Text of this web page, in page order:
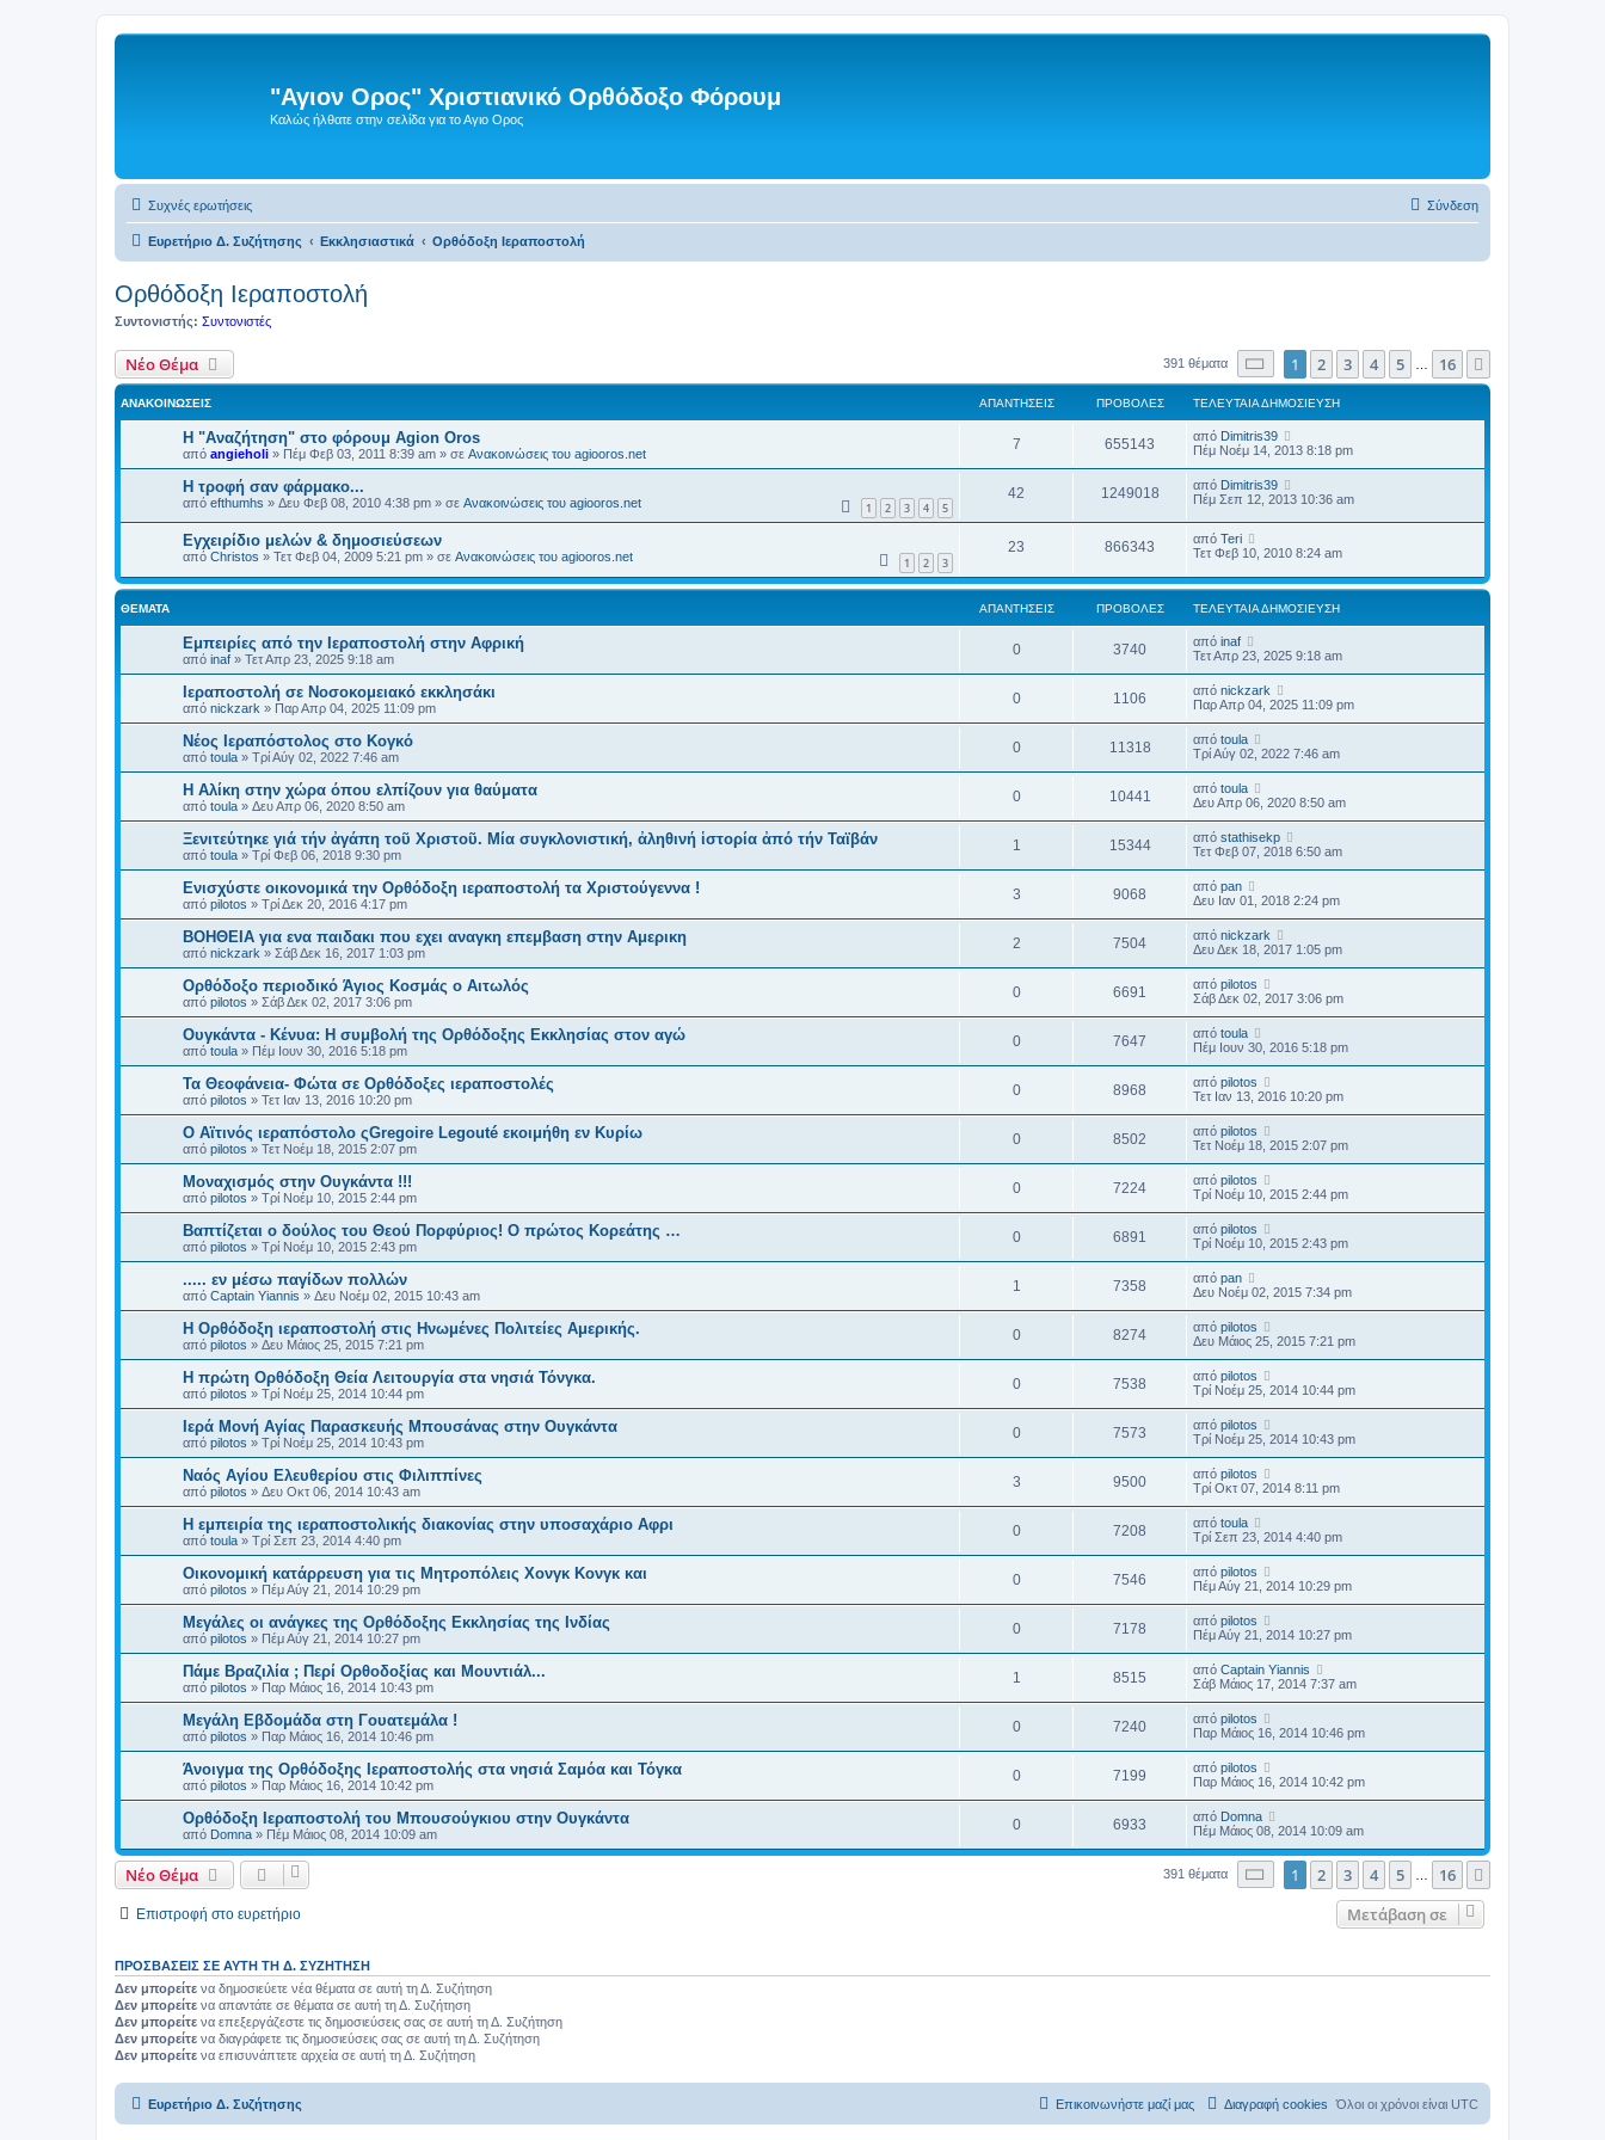
"Αγιον Ορος" Χριστιανικό Ορθόδοξο Φόρουμ
Καλώς ήλθατε στην σελίδα για το Αγιο Ορος
Συχνές ερωτήσεις Σύνδεση
Ευρετήριο Δ. Συζήτησης Εκκλησιαστικά Ορθόδοξη Ιεραποστολή
Ορθόδοξη Ιεραποστολή
Συντονιστής: Συντονιστές
Νέο Θέμα 391 θέματα Σελίδα1 από 16
1 2 3 4 5 16
ΑΝΑΚΟΙΝΏΣΕΙΣ ΑΠΑΝΤΉΣΕΙΣ ΠΡΟΒΟΛΈΣ ΤΕΛΕΥΤΑΊΑ ΔΗΜΟΣΊΕΥΣΗ
Η "Αναζήτηση" στο φόρουμ Agion Oros
από angieholi » Πέμ Φεβ 03, 2011 8:39 am » σε Ανακοινώσεις του agiooros.net
7 655143 από Dimitris39
Πέμ Νοέμ 14, 2013 8:18 pm
H τροφή σαν φάρμακο...
από efthumhs » Δευ Φεβ 08, 2010 4:38 pm » σε Ανακοινώσεις του agiooros.net 1 2 3 4 5
42 1249018 από Dimitris39
Πέμ Σεπ 12, 2013 10:36 am
Εγχειρίδιο μελών & δημοσιεύσεων
από Christos » Τετ Φεβ 04, 2009 5:21 pm » σε Ανακοινώσεις του agiooros.net 1 2 3
23 866343 από Teri
Τετ Φεβ 10, 2010 8:24 am
ΘΈΜΑΤΑ ΑΠΑΝΤΉΣΕΙΣ ΠΡΟΒΟΛΈΣ ΤΕΛΕΥΤΑΊΑ ΔΗΜΟΣΊΕΥΣΗ
Εμπειρίες από την Ιεραποστολή στην Αφρική
από inaf » Τετ Απρ 23, 2025 9:18 am
0 3740 από inaf
Τετ Απρ 23, 2025 9:18 am
Ιεραποστολή σε Νοσοκομειακό εκκλησάκι
από nickzark » Παρ Απρ 04, 2025 11:09 pm
0 1106 από nickzark
Παρ Απρ 04, 2025 11:09 pm
Νέος Ιεραπόστολος στο Κογκό
από toula » Τρί Αύγ 02, 2022 7:46 am
0 11318 από toula
Τρί Αύγ 02, 2022 7:46 am
Η Αλίκη στην χώρα όπου ελπίζουν για θαύματα
από toula » Δευ Απρ 06, 2020 8:50 am
0 10441 από toula
Δευ Απρ 06, 2020 8:50 am
Ξενιτεύτηκε γιά τήν ἀγάπη τοῦ Χριστοῦ. Μία συγκλονιστική, ἀληθινή ἱστορία ἀπό τήν Ταϊβάν
από toula » Τρί Φεβ 06, 2018 9:30 pm
1 15344 από stathisekp
Τετ Φεβ 07, 2018 6:50 am
Ενισχύστε οικονομικά την Ορθόδοξη ιεραποστολή τα Χριστούγεννα !
από pilotos » Τρί Δεκ 20, 2016 4:17 pm
3 9068 από pan
Δευ Ιαν 01, 2018 2:24 pm
ΒΟΗΘΕΙΑ για ενα παιδακι που εχει αναγκη επεμβαση στην Αμερικη
από nickzark » Σάβ Δεκ 16, 2017 1:03 pm
2 7504 από nickzark
Δευ Δεκ 18, 2017 1:05 pm
Ορθόδοξο περιοδικό Άγιος Κοσμάς ο Αιτωλός
από pilotos » Σάβ Δεκ 02, 2017 3:06 pm
0 6691 από pilotos
Σάβ Δεκ 02, 2017 3:06 pm
Ουγκάντα - Κένυα: Η συμβολή της Ορθόδοξης Εκκλησίας στον αγώ
από toula » Πέμ Ιουν 30, 2016 5:18 pm
0 7647 από toula
Πέμ Ιουν 30, 2016 5:18 pm
Τα Θεοφάνεια- Φώτα σε Ορθόδοξες ιεραποστολές
από pilotos » Τετ Ιαν 13, 2016 10:20 pm
0 8968 από pilotos
Τετ Ιαν 13, 2016 10:20 pm
Ο Αϊτινός ιεραπόστολο ςGregoire Legouté εκοιμήθη εν Κυρίω
από pilotos » Τετ Νοέμ 18, 2015 2:07 pm
0 8502 από pilotos
Τετ Νοέμ 18, 2015 2:07 pm
Μοναχισμός στην Ουγκάντα !!!
από pilotos » Τρί Νοέμ 10, 2015 2:44 pm
0 7224 από pilotos
Τρί Νοέμ 10, 2015 2:44 pm
Βαπτίζεται ο δούλος του Θεού Πορφύριος! O πρώτος Κορεάτης …
από pilotos » Τρί Νοέμ 10, 2015 2:43 pm
0 6891 από pilotos
Τρί Νοέμ 10, 2015 2:43 pm
..... εν μέσω παγίδων πολλών
από Captain Yiannis » Δευ Νοέμ 02, 2015 10:43 am
1 7358 από pan
Δευ Νοέμ 02, 2015 7:34 pm
Η Ορθόδοξη ιεραποστολή στις Ηνωμένες Πολιτείες Αμερικής.
από pilotos » Δευ Μάιος 25, 2015 7:21 pm
0 8274 από pilotos
Δευ Μάιος 25, 2015 7:21 pm
Η πρώτη Ορθόδοξη Θεία Λειτουργία στα νησιά Τόνγκα.
από pilotos » Τρί Νοέμ 25, 2014 10:44 pm
0 7538 από pilotos
Τρί Νοέμ 25, 2014 10:44 pm
Ιερά Μονή Αγίας Παρασκευής Μπουσάνας στην Ουγκάντα
από pilotos » Τρί Νοέμ 25, 2014 10:43 pm
0 7573 από pilotos
Τρί Νοέμ 25, 2014 10:43 pm
Ναός Αγίου Ελευθερίου στις Φιλιππίνες
από pilotos » Δευ Οκτ 06, 2014 10:43 am
3 9500 από pilotos
Τρί Οκτ 07, 2014 8:11 pm
Η εμπειρία της ιεραποστολικής διακονίας στην υποσαχάριο Αφρι
από toula » Τρί Σεπ 23, 2014 4:40 pm
0 7208 από toula
Τρί Σεπ 23, 2014 4:40 pm
Οικονομική κατάρρευση για τις Μητροπόλεις Χονγκ Κονγκ και
από pilotos » Πέμ Αύγ 21, 2014 10:29 pm
0 7546 από pilotos
Πέμ Αύγ 21, 2014 10:29 pm
Μεγάλες οι ανάγκες της Ορθόδοξης Εκκλησίας της Ινδίας
από pilotos » Πέμ Αύγ 21, 2014 10:27 pm
0 7178 από pilotos
Πέμ Αύγ 21, 2014 10:27 pm
Πάμε Βραζιλία ; Περί Ορθοδοξίας και Μουντιάλ...
από pilotos » Παρ Μάιος 16, 2014 10:43 pm
1 8515 από Captain Yiannis
Σάβ Μάιος 17, 2014 7:37 am
Μεγάλη Εβδομάδα στη Γουατεμάλα !
από pilotos » Παρ Μάιος 16, 2014 10:46 pm
0 7240 από pilotos
Παρ Μάιος 16, 2014 10:46 pm
Άνοιγμα της Ορθόδοξης Ιεραποστολής στα νησιά Σαμόα και Τόγκα
από pilotos » Παρ Μάιος 16, 2014 10:42 pm
0 7199 από pilotos
Παρ Μάιος 16, 2014 10:42 pm
Ορθόδοξη Ιεραποστολή του Μπουσούγκιου στην Ουγκάντα
από Domna » Πέμ Μάιος 08, 2014 10:09 am
0 6933 από Domna
Πέμ Μάιος 08, 2014 10:09 am
Νέο Θέμα 391 θέματα Σελίδα1 από 16
1 2 3 4 5 16
Επιστροφή στο ευρετήριο Μετάβαση σε
ΠΡΟΣΒΆΣΕΙΣ ΣΕ ΑΥΤΉ ΤΗ Δ. ΣΥΖΉΤΗΣΗ
Δεν μπορείτε να δημοσιεύετε νέα θέματα σε αυτή τη Δ. Συζήτηση
Δεν μπορείτε να απαντάτε σε θέματα σε αυτή τη Δ. Συζήτηση
Δεν μπορείτε να επεξεργάζεστε τις δημοσιεύσεις σας σε αυτή τη Δ. Συζήτηση
Δεν μπορείτε να διαγράφετε τις δημοσιεύσεις σας σε αυτή τη Δ. Συζήτηση
Δεν μπορείτε να επισυνάπτετε αρχεία σε αυτή τη Δ. Συζήτηση
Ευρετήριο Δ. Συζήτησης Όλοι οι χρόνοι είναι UTC
Διαγραφή cookies
Επικοινωνήστε μαζί μας